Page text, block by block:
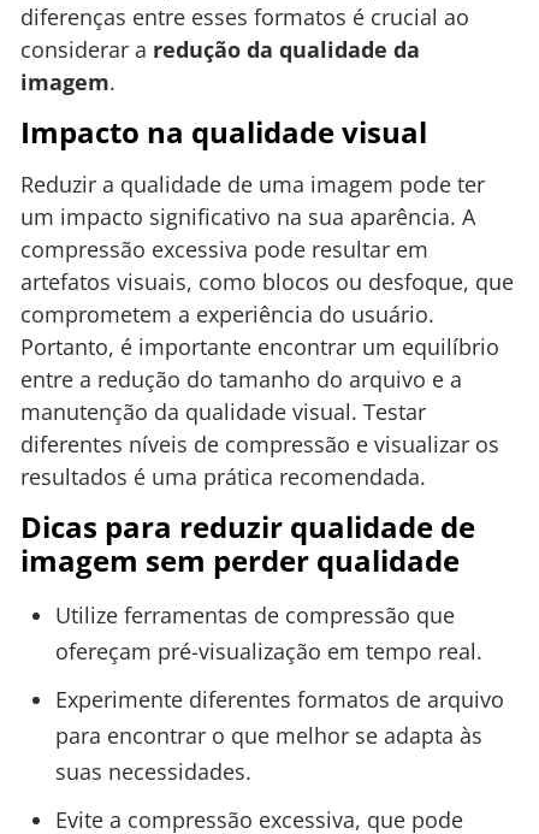
diferenças entre esses formatos é crucial ao
considerar a redução da qualidade da
imagem.
Impacto na qualidade visual
Reduzir a qualidade de uma imagem pode ter
um impacto significativo na sua aparência. A
compressão excessiva pode resultar em
artefatos visuais, como blocos ou desfoque, que
comprometem a experiência do usuário.
Portanto, é importante encontrar um equilíbrio
entre a redução do tamanho do arquivo e a
manutenção da qualidade visual. Testar
diferentes níveis de compressão e visualizar os
resultados é uma prática recomendada.
Dicas para reduzir qualidade de
imagem sem perder qualidade
Utilize ferramentas de compressão que
ofereçam pré-visualização em tempo real.
Experimente diferentes formatos de arquivo
para encontrar o que melhor se adapta às
suas necessidades.
Evite a compressão excessiva, que pode